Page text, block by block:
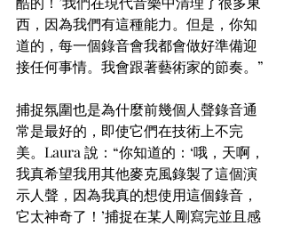
西，因為我們有這種能力。但是，你知
道的，每一個錄音會我都會做好準備迎
接任何事情。我會跟著藝術家的節奏。”
捕捉氛圍也是為什麼前幾個人聲錄音通
常是最好的，即使它們在技術上不完
美。Laura 說：“你知道的：‘哦，天啊，
我真希望我用其他麥克風錄製了這個演
示人聲，因為我真的想使用這個錄音，
它太神奇了！’捕捉在某人剛寫完並且感